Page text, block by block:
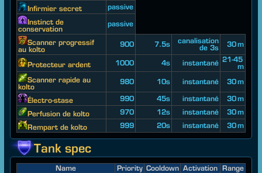
Infirmier secret
passive
Instinct de
conservation
passive
Scanner progressif
au kolto
900 7.5s
canalisation
de 3s
30 m
Protecteur ardent 1000 4s instantané 21-45
m
Scanner rapide au
kolto
980 10s instantané 30 m
Électro-stase 990 45s instantané
30 m
Perfusion de kolto
970 12s instantané
30 m
Rempart de kolto
999 20s instantané 30 m
Tank spec
Name Priority Cooldown Activation Range